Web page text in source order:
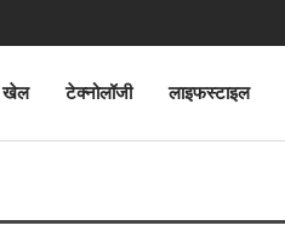
खेल टेक्नोलॉजी लाइफस्टाइल